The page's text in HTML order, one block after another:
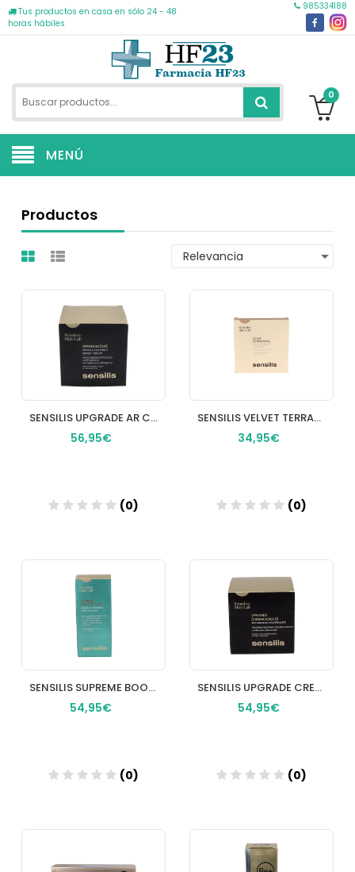
Tus productos en casa en sólo 24 - 48
horas hábiles
985334188
0
MENÚ
Productos
SENSILIS UPGRADE AR CREMA SORBETE 1 ENVASE 50 ML
56,95€
(0)
SENSILIS VELVET TERRACOTA 15 G COLOR 02 SAND DUNES
34,95€
(0)
SENSILIS SUPREME BOOSTER 1 ENVASE 30 ML
54,95€
(0)
SENSILIS UPGRADE CREMA NOCHE 1 TARRO 50 ML
54,95€
(0)